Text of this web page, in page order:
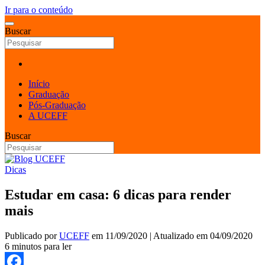
Ir para o conteúdo
Buscar
Início
Graduação
Pós-Graduação
A UCEFF
Buscar
Dicas
Estudar em casa: 6 dicas para render
mais
Publicado porUCEFF em 11/09/2020 | Atualizado em 04/09/2020
6 minutos para ler